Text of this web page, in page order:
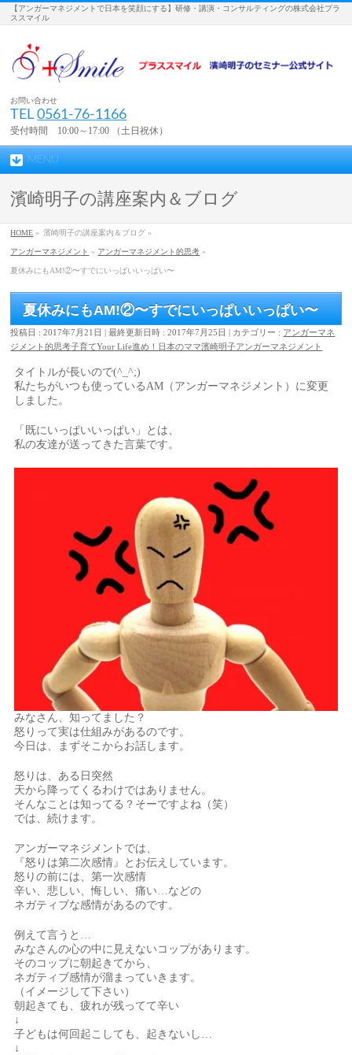
【アンガーマネジメントで日本を笑顔にする】研修・講演・コンサルティングの株式会社プラ
ススマイル
お問い合わせ
TEL0561-76-1166
受付時間 10:00～17:00 （土日祝休）
MENU
濱崎明子の講座案内＆ブログ
HOME » 濱崎明子の講座案内＆ブログ »
アンガーマネジメント » アンガーマネジメント的思考 »
夏休みにもAM!②〜すでにいっぱいいっぱい〜
夏休みにもAM!②〜すでにいっぱいいっぱい〜
投稿日 : 2017年7月21日 最終更新日時 : 2017年7月25日 カテゴリー : アンガーマネ
ジメント的思考子育てYour Life進め！日本のママ濱崎明子アンガーマネジメント
タイトルが長いので(^_^;)
私たちがいつも使っているAM（アンガーマネジメント）に変更
しました。
「既にいっぱいいっぱい」とは、
私の友達が送ってきた言葉です。
みなさん、知ってました？
怒りって実は仕組みがあるのです。
今日は、まずそこからお話します。
怒りは、ある日突然
天から降ってくるわけではありません。
そんなことは知ってる？そーですよね（笑）
では、続けます。
アンガーマネジメントでは、
『怒りは第二次感情』とお伝えしています。
怒りの前には、第一次感情
辛い、悲しい、悔しい、痛い…などの
ネガティブな感情があるのです。
例えて言うと…
みなさんの心の中に見えないコップがあります。
そのコップに朝起きてから、
ネガティブ感情が溜まっていきます。
（イメージして下さい）
朝起きても、疲れが残ってて辛い
↓
子どもは何回起こしても、起きないし…
↓